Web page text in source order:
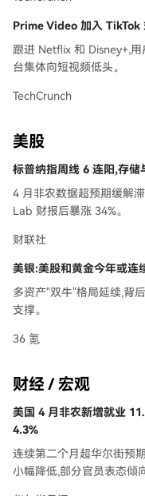
Prime Video 加入 TikTok
跟进 Netflix 和 Disney+,
台集体向短视频低头。
TechCrunch
美股
标普纳指周线 6 连阳,存
4 月非农数据超预期缓解
Lab 财报后暴涨 34%。
财联社
美银:美股和黄金今年或连
多资产"双牛"格局延续,背
支撑。
36 氪
财经 / 宏观
美国 4 月非农新增就业
4.3%
连续第二个月超华尔街预
小幅降低,部分官员表态倾